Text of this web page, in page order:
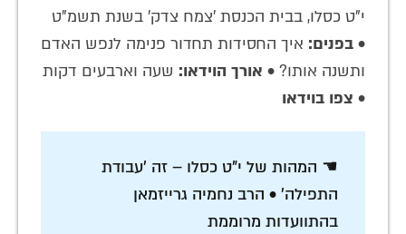
י"ט כסלו, בבית הכנסת 'צמח צדק' בשנת תשמ"ט
• בפנים: איך החסידות תחדור פנימה לנפש האדם
ותשנה אותו? • אורך הוידאו: שעה וארבעים דקות
• צפו בוידאו
☚ המהות של י"ט כסלו – זה 'עבודת
התפילה' • הרב נחמיה גרייזמאן
בהתוועדות מרוממת